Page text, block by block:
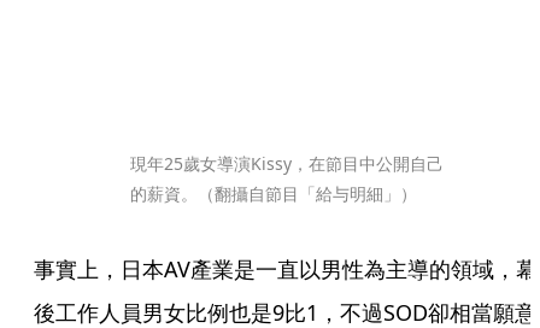
現年25歲女導演Kissy，在節目中公開自己
的薪資。（翻攝自節目「給与明細」）
事實上，日本AV產業是一直以男性為主導的領域，幕
後工作人員男女比例也是9比1，不過SOD卻相當願意